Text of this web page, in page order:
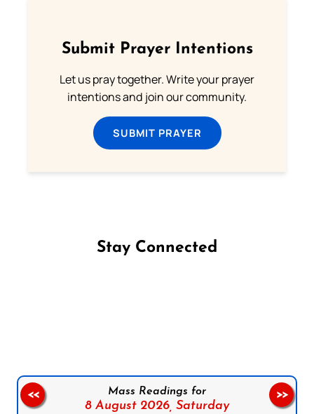
Submit Prayer Intentions
Let us pray together. Write your prayer
intentions and join our community.
SUBMIT PRAYER
Stay Connected
Mass Readings for
8 August 2026, Saturday
<< >>